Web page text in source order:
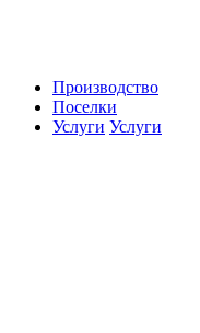
Производство
Поселки
Услуги Услуги